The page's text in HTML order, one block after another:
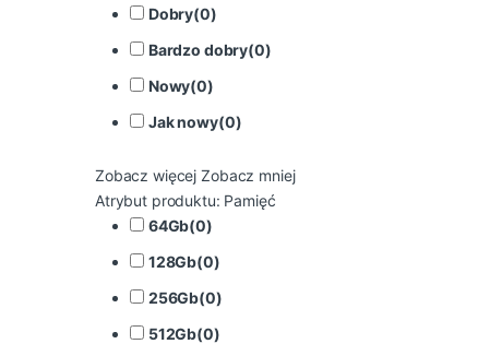
Dobry(0)
Bardzo dobry(0)
Nowy(0)
Jak nowy(0)
Zobacz więcej Zobacz mniej
Atrybut produktu: Pamięć
64Gb(0)
128Gb(0)
256Gb(0)
512Gb(0)